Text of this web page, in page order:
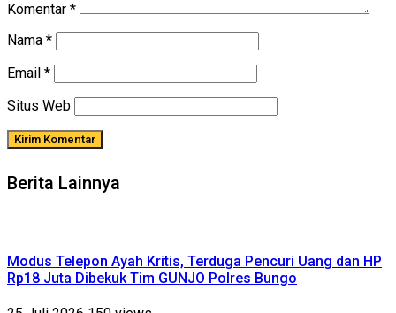
Komentar *
Nama *
Email *
Situs Web
Berita Lainnya
Modus Telepon Ayah Kritis, Terduga Pencuri Uang dan HP
Rp18 Juta Dibekuk Tim GUNJO Polres Bungo